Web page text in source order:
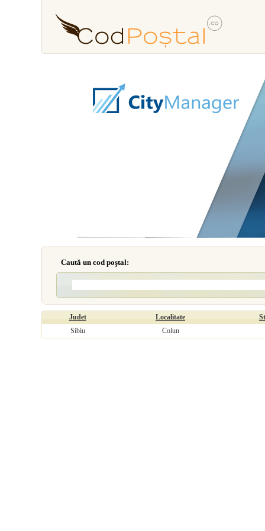
Caută un cod poştal:
Judet Localitate
Sibiu
Colun